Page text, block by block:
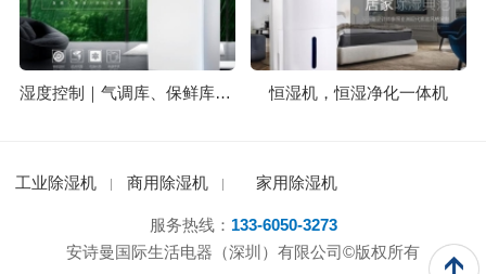
湿度控制｜气调库、保鲜库、冷藏库用除湿机 恒湿机，恒湿净化一体机
工业除湿机 商用除湿机 家用除湿机
服务热线： 133-6050-3273
安诗曼国际生活电器（深圳）有限公司©版权所有